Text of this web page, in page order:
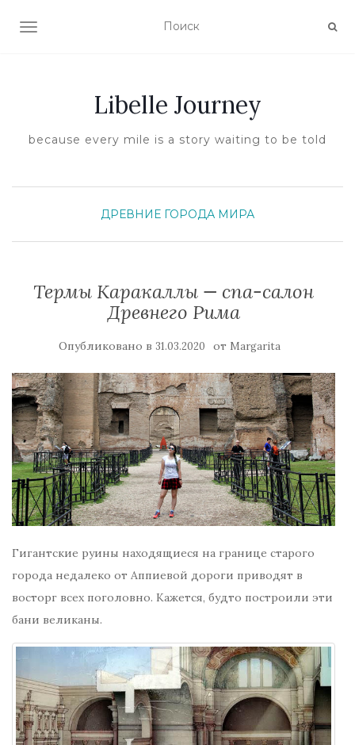
ПОКАЗАТЬ/СКРЫТЬ НАВИГАЦИЮ
Libelle Journey
because every mile is a story waiting to be told
ДРЕВНИЕ ГОРОДА МИРА
Термы Каракаллы — спа-салон
Древнего Рима
Опубликовано в 31.03.2020 от Margarita
Гигантские руины находящиеся на границе старого
города недалеко от Аппиевой дороги приводят в
восторг всех поголовно. Кажется, будто построили эти
бани великаны.